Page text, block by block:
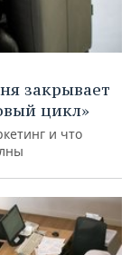
закрывает
цикл»
и что